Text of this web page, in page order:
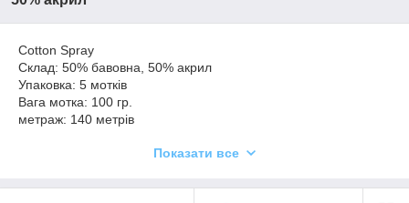
Cotton Spray
Склад: 50% бавовна, 50% акрил
Упаковка: 5 мотків
Вага мотка: 100 гр.
метраж: 140 метрів
Показати все